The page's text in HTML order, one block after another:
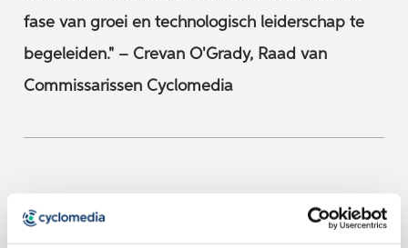
fase van groei en technologisch leiderschap te
begeleiden." – Crevan O'Grady, Raad van
Commissarissen Cyclomedia
Cyclomedia blijft toegewijd aan het transformeren
van de fysieke wereld in nauwkeurige, bruikbare